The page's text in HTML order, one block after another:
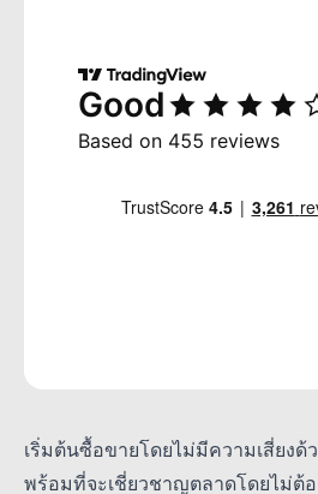
เริ่มต้นซื้อขายโดยไม่มีความเสี่ยง
พร้อมที่จะเชี่ยวชาญตลาดโดยไม่ต้